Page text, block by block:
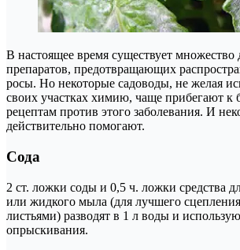
В настоящее время существует множество
препаратов, предотвращающих
росы. Но некоторые садоводы, не желая
своих участках химию, чаще прибегают
рецептам против этого заболевания. И
действительно помогают.
Сода
2 ст. ложки соды и 0,5 ч. ложки средства
или жидкого мыла (для лучшего сцепления
листьями) разводят в 1 л воды и
опрыскивания.